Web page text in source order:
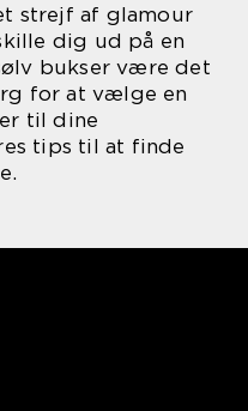
strejf af glamour
dig ud på en
bukser være det
for at vælge en
til dine
tips til at finde